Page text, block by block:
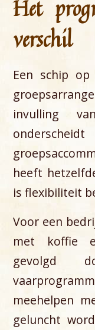
Het
verschil
Een schip
invulling
heeft
is flexibiliteit
Voor een
met koffie
gevolgd
meehelpen
geluncht